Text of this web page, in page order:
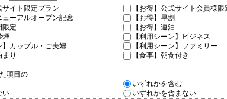
サイト限定プラン
ューアルオープン記念
限定
煙
】カップル・ご夫婦
まり
【お得】公式サイト会員様
【お得】早割
【お得】連泊
【利用シーン】ビジネス
【利用シーン】ファミリー
【食事】朝食付き
項目の
い
いずれかを含む
いずれかを含まない